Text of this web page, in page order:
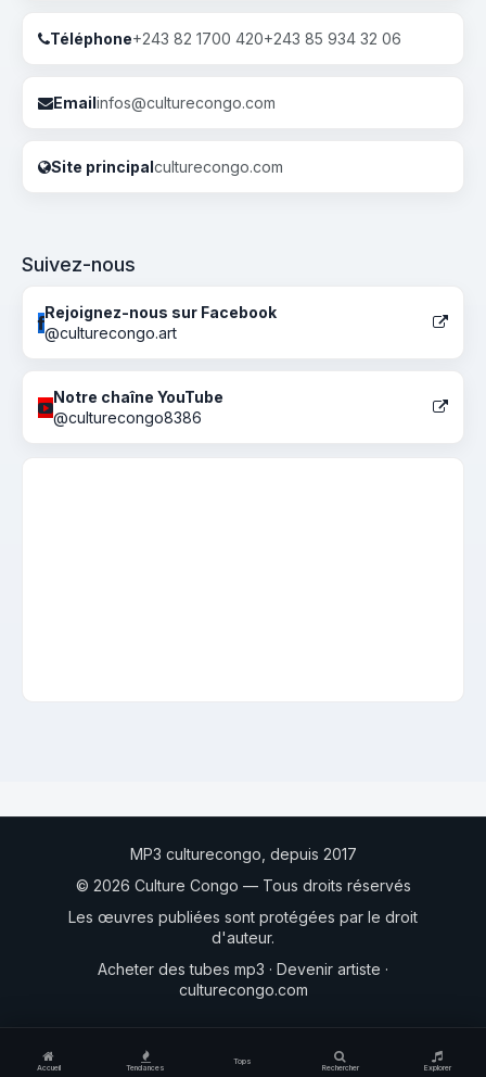
Téléphone+243 82 1700 420+243 85 934 32 06
Emailinfos@culturecongo.com
Site principalculturecongo.com
Suivez-nous
Rejoignez-nous sur Facebook
@culturecongo.art
Notre chaîne YouTube
@culturecongo8386
Accueil Tendances
Tops
Rechercher Explorer
MP3 culturecongo, depuis 2017
© 2026 Culture Congo — Tous droits réservés
Les œuvres publiées sont protégées par le droit
d'auteur.
Acheter des tubes mp3 · Devenir artiste ·
culturecongo.com